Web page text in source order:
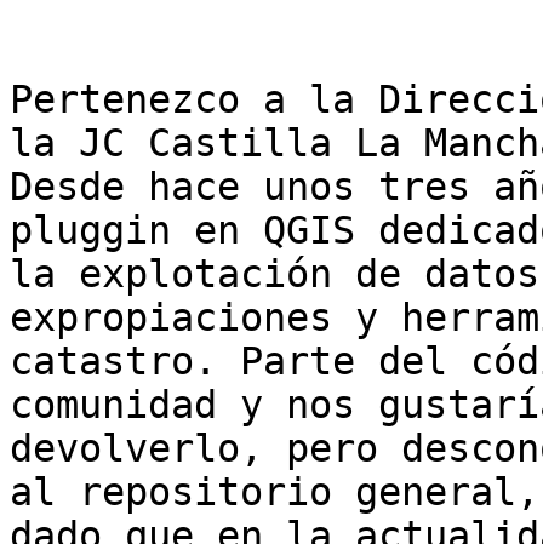
Pertenezco a la
la JC Castilla La
Desde hace unos tres
pluggin en QGIS
la explotación de
expropiaciones y
catastro. Parte del
comunidad y nos
devolverlo, pero
al repositorio general,